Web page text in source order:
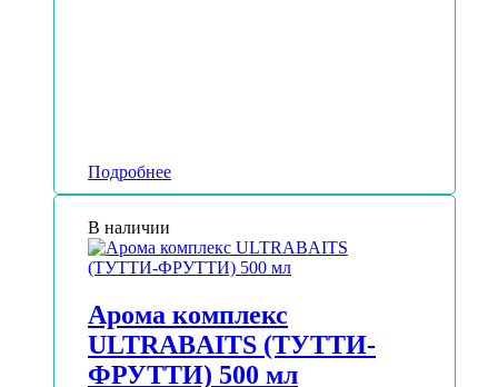
Подробнее
В наличии
Арома комплекс
ULTRABAITS (ТУТТИ-
ФРУТТИ) 500 мл